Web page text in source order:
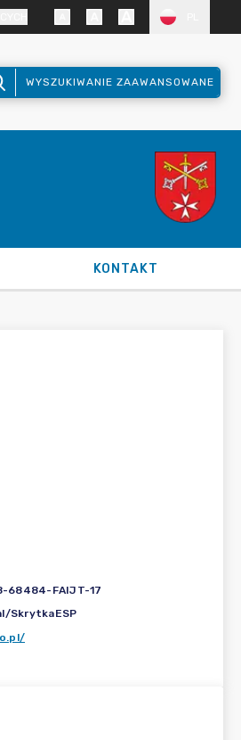
WYSZUKIWANIE ZAAWANSOWANE
KONTAKT
68484-FAIJT-17
SkrytkaESP